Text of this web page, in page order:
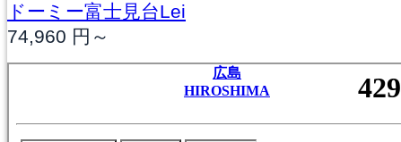
広島
HIROSHIMA
ドーミー富士見台Lei
74,960 円～